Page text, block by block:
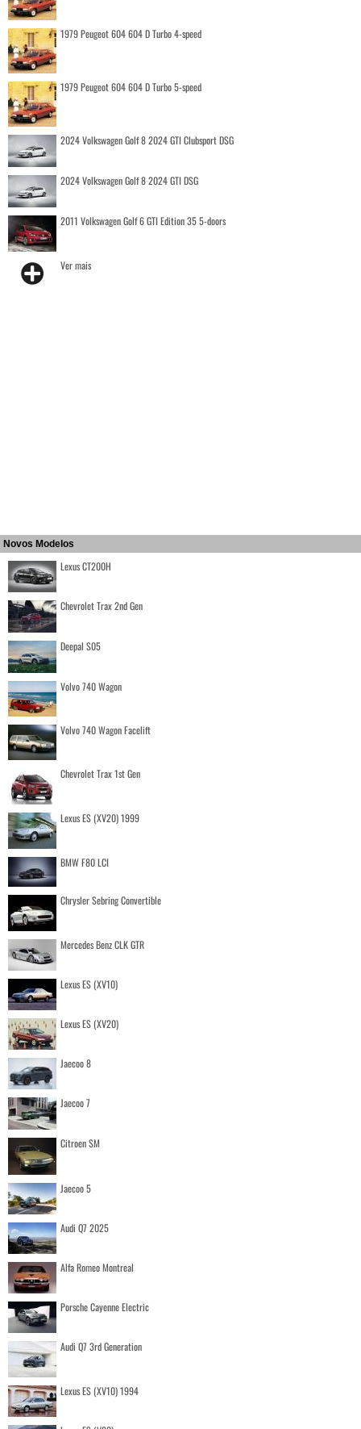
1979 Peugeot 604 604 D Turbo 4-speed
1979 Peugeot 604 604 D Turbo 5-speed
2024 Volkswagen Golf 8 2024 GTI Clubsport DSG
2024 Volkswagen Golf 8 2024 GTI DSG
2011 Volkswagen Golf 6 GTI Edition 35 5-doors
Ver mais
Novos Modelos
Lexus CT200H
Chevrolet Trax 2nd Gen
Deepal S05
Volvo 740 Wagon
Volvo 740 Wagon Facelift
Chevrolet Trax 1st Gen
Lexus ES (XV20) 1999
BMW F80 LCI
Chrysler Sebring Convertible
Mercedes Benz CLK GTR
Lexus ES (XV10)
Lexus ES (XV20)
Jaecoo 8
Jaecoo 7
Citroen SM
Jaecoo 5
Audi Q7 2025
Alfa Romeo Montreal
Porsche Cayenne Electric
Audi Q7 3rd Generation
Lexus ES (XV10) 1994